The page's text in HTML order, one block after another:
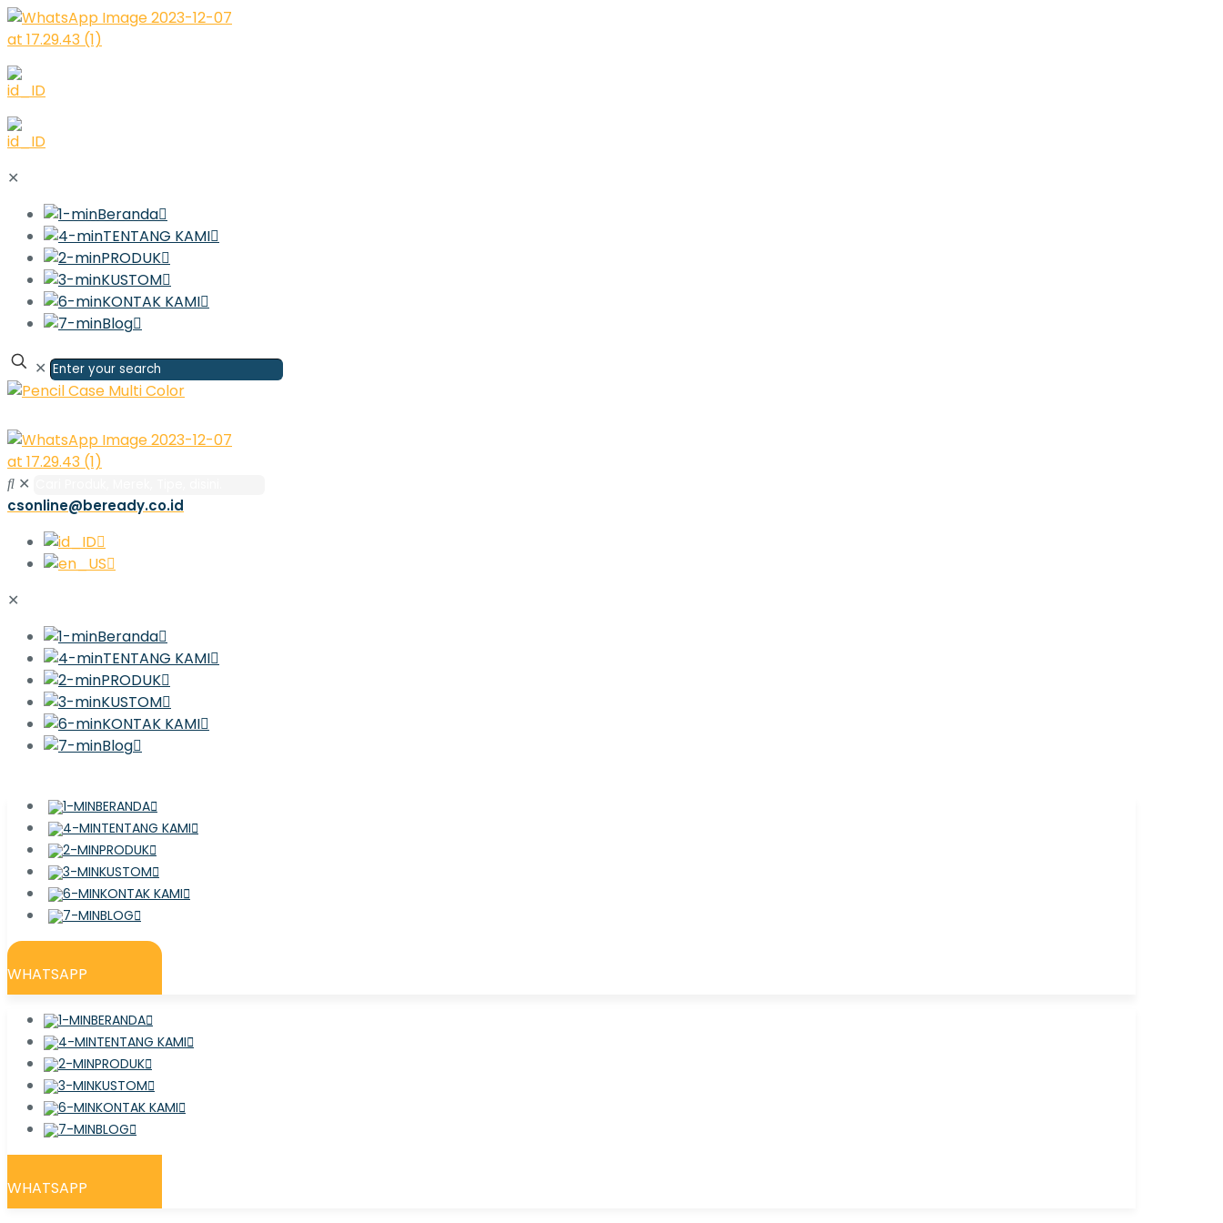
✕
Beranda
TENTANG KAMI
PRODUK
KUSTOM
KONTAK KAMI
Blog
✕
✕
csonline@beready.co.id
✕
Beranda
TENTANG KAMI
PRODUK
KUSTOM
KONTAK KAMI
Blog
BERANDA
TENTANG KAMI
PRODUK
KUSTOM
KONTAK KAMI
BLOG
WHATSAPP
BERANDA
TENTANG KAMI
PRODUK
KUSTOM
KONTAK KAMI
BLOG
WHATSAPP